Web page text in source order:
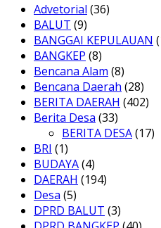
Advetorial (36)
BALUT (9)
BANGGAI KEPULAUAN
BANGKEP (8)
Bencana Alam (8)
Bencana Daerah (28)
BERITA DAERAH (402)
Berita Desa (33)
BERITA DESA(17)
BRI (1)
BUDAYA(4)
DAERAH (194)
Desa (5)
DPRD BALUT (3)